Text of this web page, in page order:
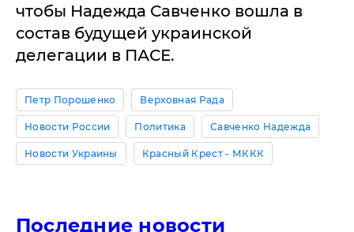
чтобы Надежда Савченко вошла в
состав будущей украинской
делегации в ПАСЕ.
Петр Порошенко Верховная Рада
Новости России Политика Савченко Надежда
Новости Украины Красный Крест - МККК
Последние новости